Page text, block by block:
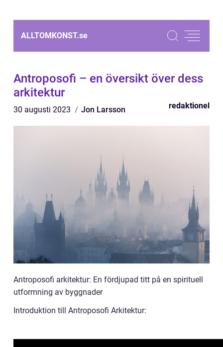
ALLTOMKONST.se
Antroposofi – en översikt över dess
arkitektur
30 augusti 2023 Jon Larsson redaktionel
Antroposofi arkitektur: En fördjupad titt på en spirituell
utformning av byggnader
Introduktion till Antroposofi Arkitektur: